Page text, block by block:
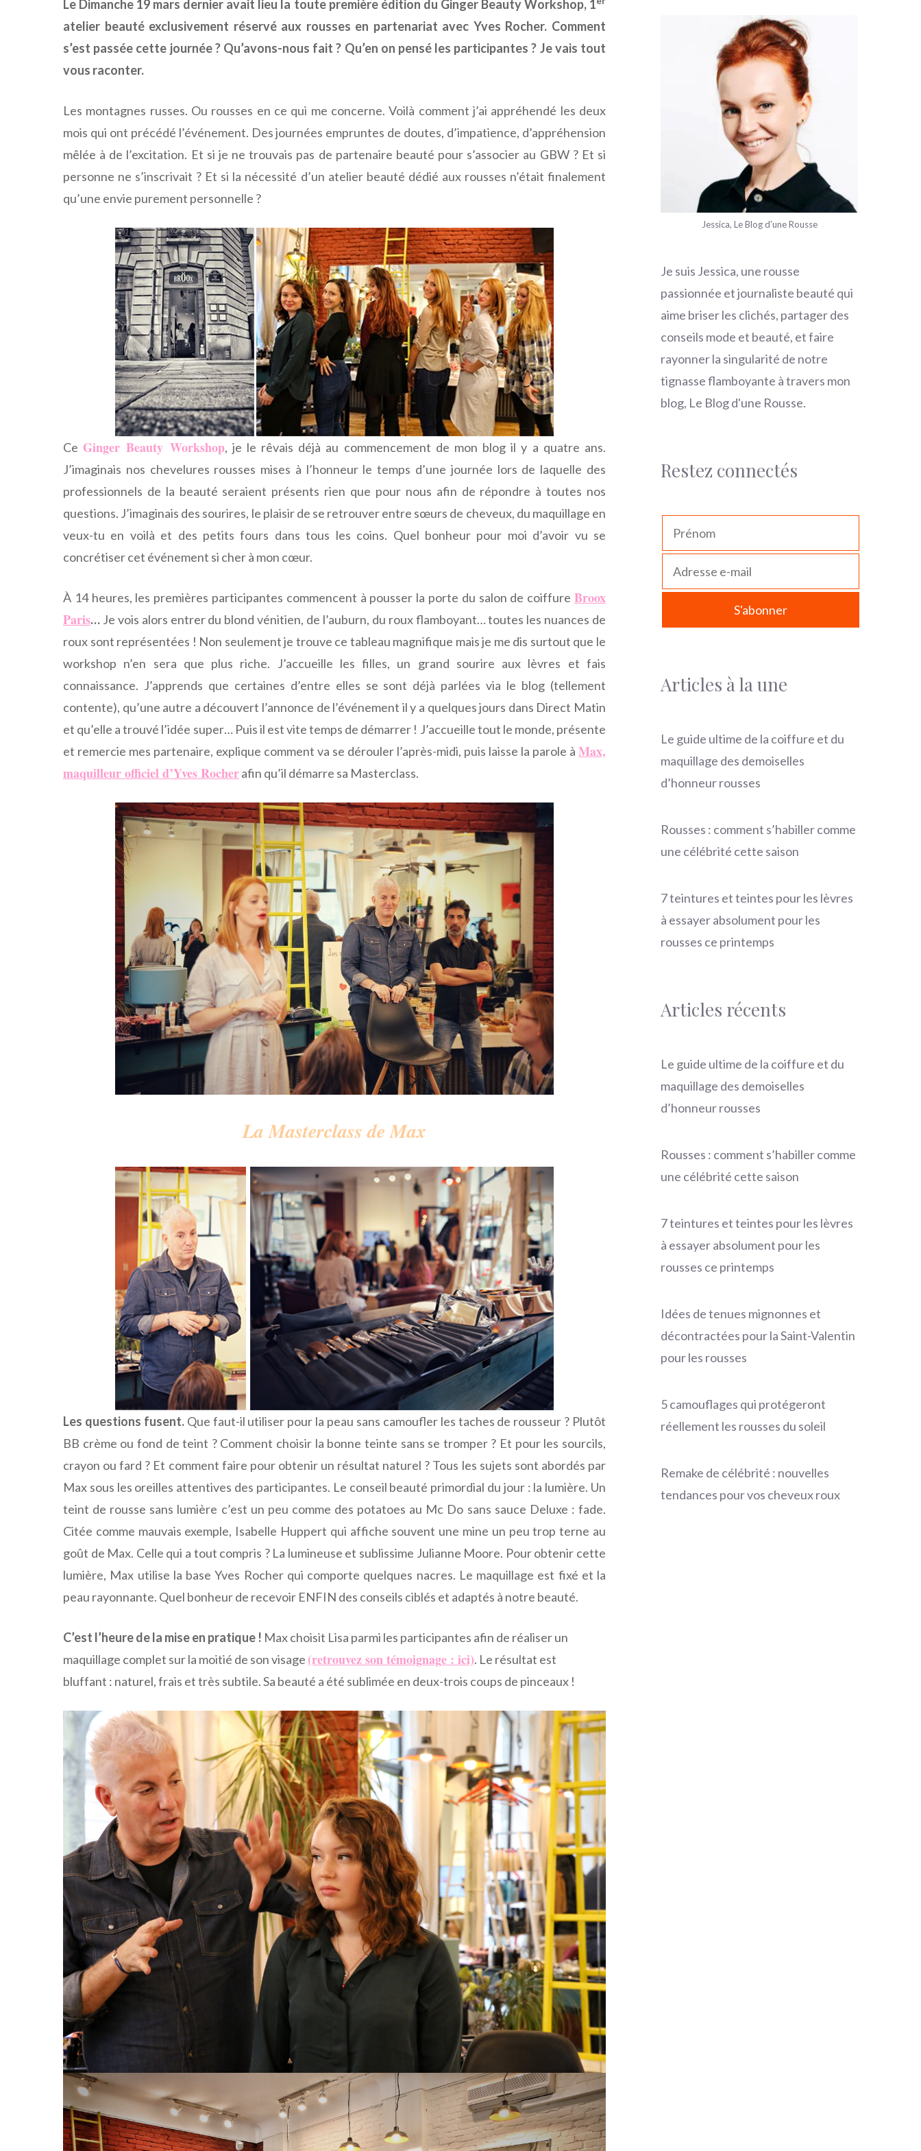
Le Dimanche 19 mars dernier avait lieu la toute première édition du Ginger Beauty Workshop, 1
atelier beauté exclusivement réservé aux rousses en partenariat avec Yves Rocher. Comment
s’est passée cette journée ? Qu’avons-nous fait ? Qu’en on pensé les participantes ? Je vais tout
vous raconter.
Les montagnes russes. Ou rousses en ce qui me concerne. Voilà comment j’ai appréhendé les deux
mois qui ont précédé l’événement. Des journées empruntes de doutes, d’impatience, d’appréhension
mêlée à de l’excitation. Et si je ne trouvais pas de partenaire beauté pour s’associer au GBW ? Et si
personne ne s’inscrivait ? Et si la nécessité d’un atelier beauté dédié aux rousses n’était finalement
qu’une envie purement personnelle ?
CeGinger Beauty Workshop, je le rêvais déjà au commencement de mon blog il y a quatre ans.
J’imaginais nos chevelures rousses mises à l’honneur le temps d’une journée lors de laquelle des
professionnels de la beauté seraient présents rien que pour nous afin de répondre à toutes nos
questions. J’imaginais des sourires, le plaisir de se retrouver entre sœurs de cheveux, du maquillage en
veux-tu en voilà et des petits fours dans tous les coins. Quel bonheur pour moi d’avoir vu se
concrétiser cet événement si cher à mon cœur.
À 14 heures, les premières participantes commencent à pousser la porte du salon de coiffure Broox
Paris… Je vois alors entrer du blond vénitien, de l’auburn, du roux flamboyant… toutes les nuances de
roux sont représentées ! Non seulement je trouve ce tableau magnifique mais je me dis surtout que le
workshop n’en sera que plus riche. J’accueille les filles, un grand sourire aux lèvres et fais
connaissance. J’apprends que certaines d’entre elles se sont déjà parlées via le blog (tellement
contente), qu’une autre a découvert l’annonce de l’événement il y a quelques jours dans Direct Matin
et qu’elle a trouvé l’idée super… Puis il est vite temps de démarrer ! J’accueille tout le monde, présente
et remercie mes partenaire, explique comment va se dérouler l’après-midi, puis laisse la parole à Max,
maquilleur officiel d’Yves Rocherafin qu’il démarre sa Masterclass.
La Masterclass de Max
Les questions fusent.Que faut-il utiliser pour la peau sans camoufler les taches de rousseur ? Plutôt
BB crème ou fond de teint ? Comment choisir la bonne teinte sans se tromper ? Et pour les sourcils,
crayon ou fard ? Et comment faire pour obtenir un résultat naturel ? Tous les sujets sont abordés par
Max sous les oreilles attentives des participantes. Le conseil beauté primordial du jour : la lumière. Un
teint de rousse sans lumière c’est un peu comme des potatoes au Mc Do sans sauce Deluxe : fade.
Citée comme mauvais exemple, Isabelle Huppert qui affiche souvent une mine un peu trop terne au
goût de Max. Celle qui a tout compris ? La lumineuse et sublissime Julianne Moore. Pour obtenir cette
lumière, Max utilise la base Yves Rocher qui comporte quelques nacres. Le maquillage est fixé et la
peau rayonnante. Quel bonheur de recevoir ENFIN des conseils ciblés et adaptés à notre beauté.
C’est l’heure de la mise en pratique ! Max choisit Lisa parmi les participantes afin de réaliser un
maquillage complet sur la moitié de son visage (retrouvez son témoignage : ici). Le résultat est
bluffant : naturel, frais et très subtile. Sa beauté a été sublimée en deux-trois coups de pinceaux !
Jessica, Le Blog d'une Rousse
Je suis Jessica, une rousse
passionnée et journaliste beauté qui
aime briser les clichés, partager des
conseils mode et beauté, et faire
rayonner la singularité de notre
tignasse flamboyante à travers mon
blog, Le Blog d'une Rousse.
Restez connectés
Articles à la une
Le guide ultime de la coiffure et du
maquillage des demoiselles
d’honneur rousses
Rousses : comment s’habiller comme
une célébrité cette saison
7 teintures et teintes pour les lèvres
à essayer absolument pour les
rousses ce printemps
Articles récents
Le guide ultime de la coiffure et du
maquillage des demoiselles
d’honneur rousses
Rousses : comment s’habiller comme
une célébrité cette saison
7 teintures et teintes pour les lèvres
à essayer absolument pour les
rousses ce printemps
Idées de tenues mignonnes et
décontractées pour la Saint-Valentin
pour les rousses
5 camouflages qui protégeront
réellement les rousses du soleil
Remake de célébrité : nouvelles
tendances pour vos cheveux roux